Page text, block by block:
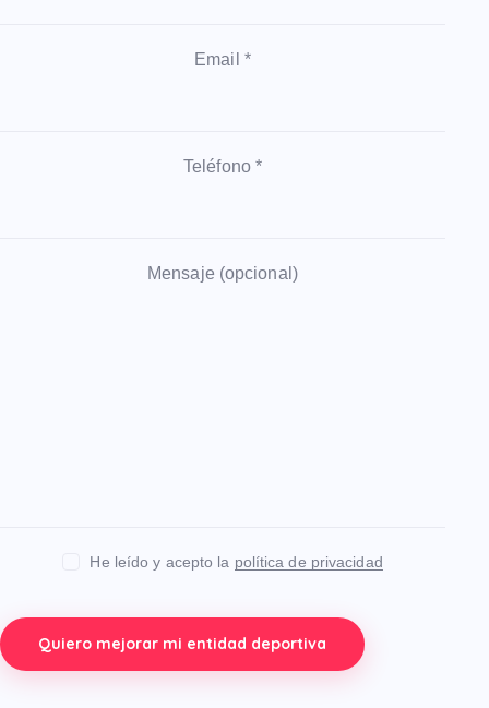
Email *
Teléfono *
Mensaje (opcional)
He leído y acepto la política de privacidad